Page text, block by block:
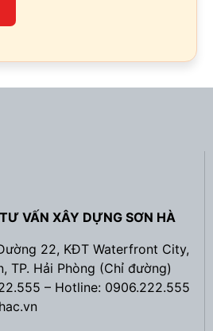
VẤN XÂY DỰNG SƠN HÀ
22, KĐT Waterfront City,
TP. Hải Phòng (Chỉ đường)
– Hotline: 0906.222.555